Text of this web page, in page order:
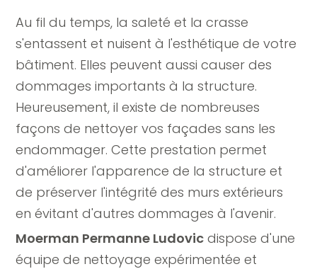
Au fil du temps, la saleté et la crasse
s'entassent et nuisent à l'esthétique de votre
bâtiment. Elles peuvent aussi causer des
dommages importants à la structure.
Heureusement, il existe de nombreuses
façons de nettoyer vos façades sans les
endommager. Cette prestation permet
d'améliorer l'apparence de la structure et
de préserver l'intégrité des murs extérieurs
en évitant d'autres dommages à l'avenir.
Moerman Permanne Ludovic dispose d'une
équipe de nettoyage expérimentée et